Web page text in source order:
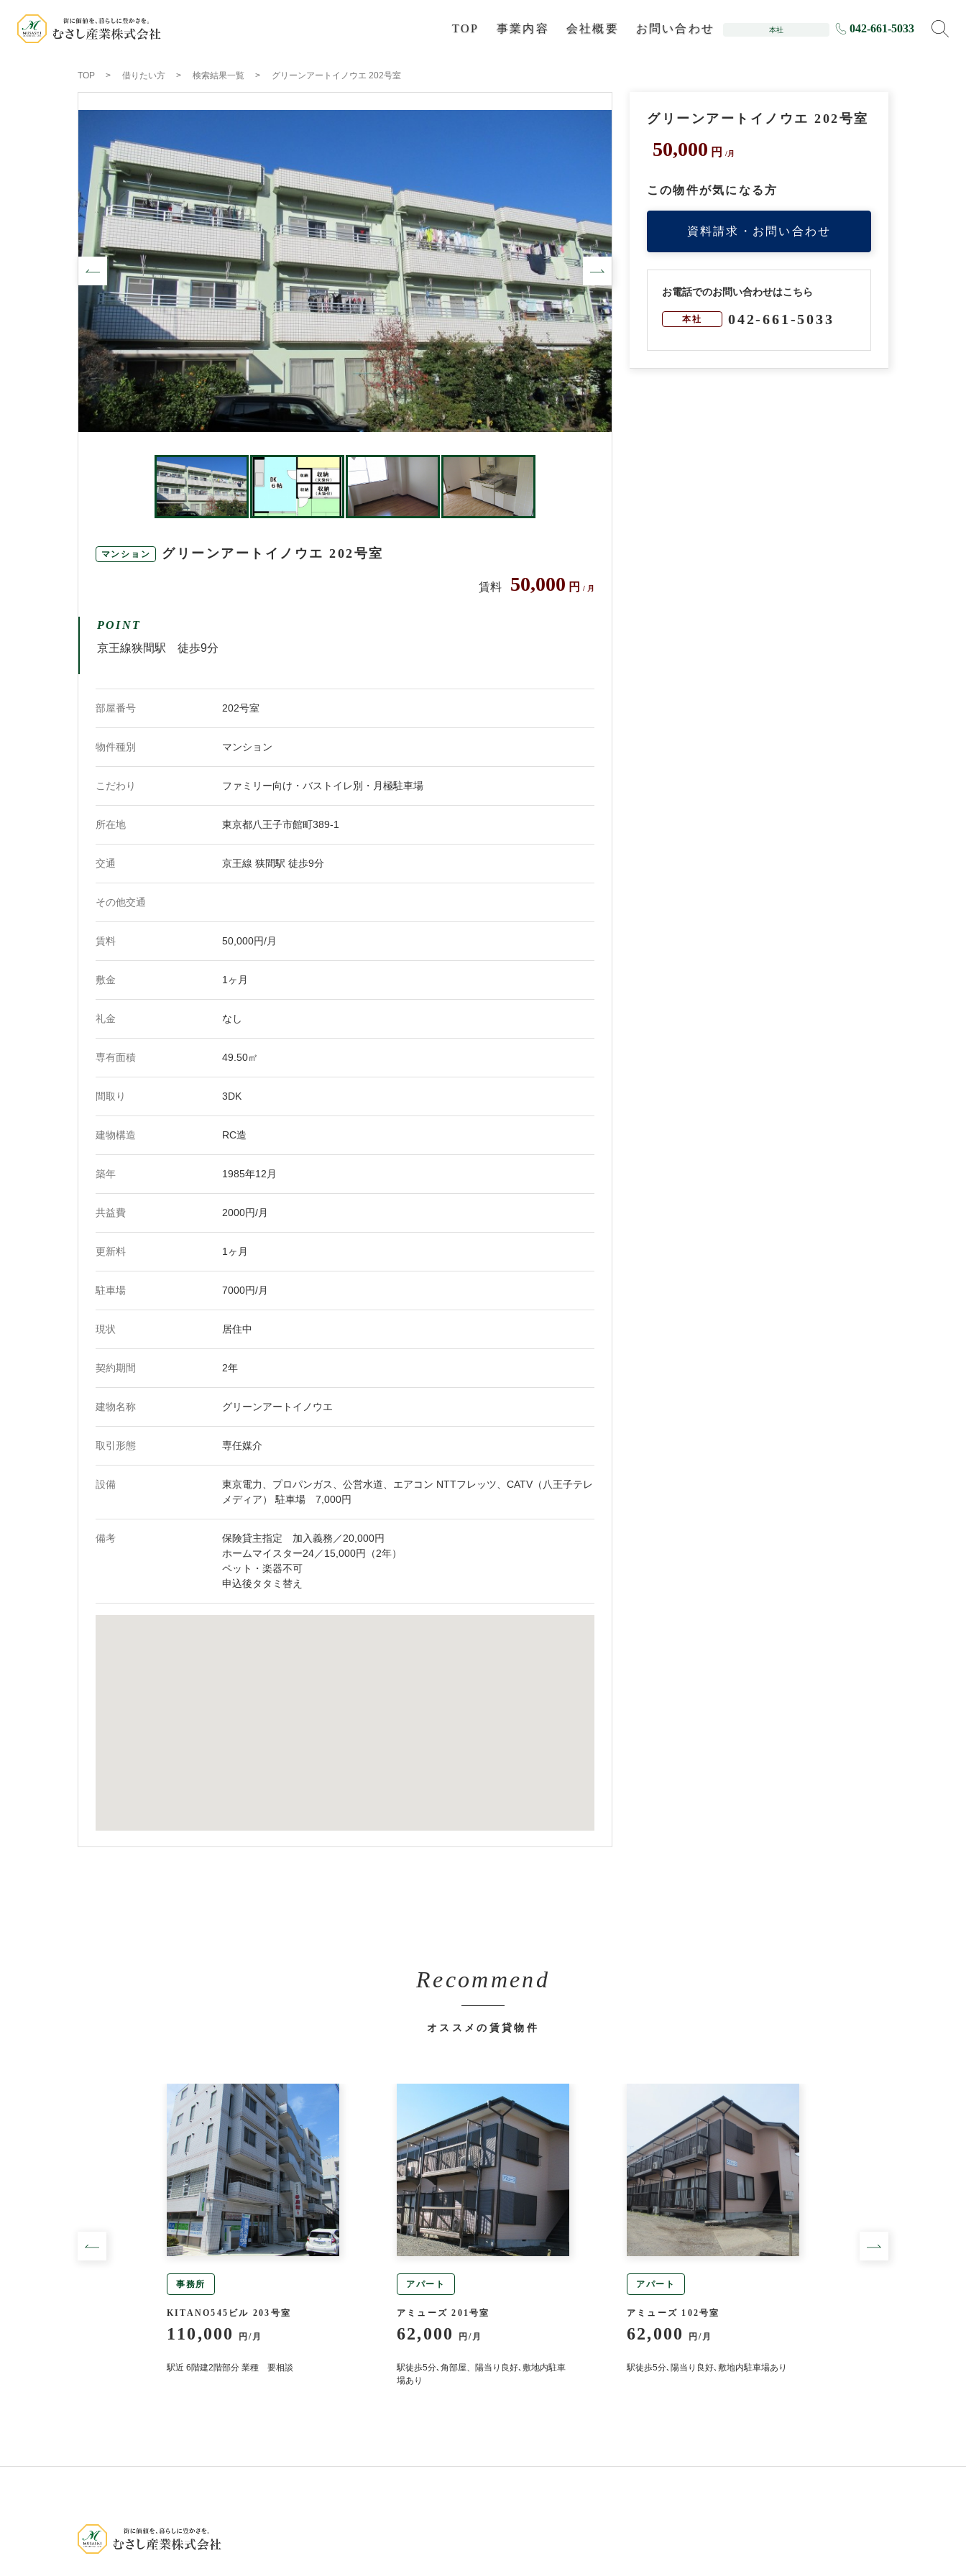
TOP 事業内容 会社概要 お問い合わせ 本社 042-661-5033
TOP 借りたい方 検索結果一覧 グリーンアートイノウエ 202号室
マンション グリーンアートイノウエ 202号室
賃料 50,000 円 / 月
POINT
京王線狭間駅 徒歩9分
部屋番号 202号室
物件種別 マンション
こだわり ファミリー向け・バストイレ別・月極駐車場
所在地 東京都八王子市館町389-1
交通 京王線 狭間駅 徒歩9分
その他交通
賃料 50,000円/月
敷金 1ヶ月
礼金 なし
専有面積 49.50㎡
間取り 3DK
建物構造 RC造
築年 1985年12月
共益費 2000円/月
更新料 1ヶ月
駐車場 7000円/月
現状 居住中
契約期間 2年
建物名称 グリーンアートイノウエ
取引形態 専任媒介
設備
東京電力、プロパンガス、公営水道、エアコン NTTフレッツ、CATV（八王子テレ
メディア） 駐車場 7,000円
備考
保険貸主指定 加入義務／20,000円
ホームマイスター24／15,000円（2年）
ペット・楽器不可
グリーンアートイノウエ 202号室
50,000 円 /月
この物件が気になる方
資料請求・お問い合わせ
お電話でのお問い合わせはこちら
本社 042-661-5033
Recommend
オススメの賃貸物件
事務所
KITANO545ビル 203号室
110,000 円/月
駅近 6階建2階部分 業種 要相談
アパート
アミューズ 201号室
62,000 円/月
駅徒歩5分､角部屋、陽当り良好､敷地内駐車
場あり
アパート
アミューズ 102号室
62,000 円/月
駅徒歩5分､陽当り良好､敷地内駐車場あり